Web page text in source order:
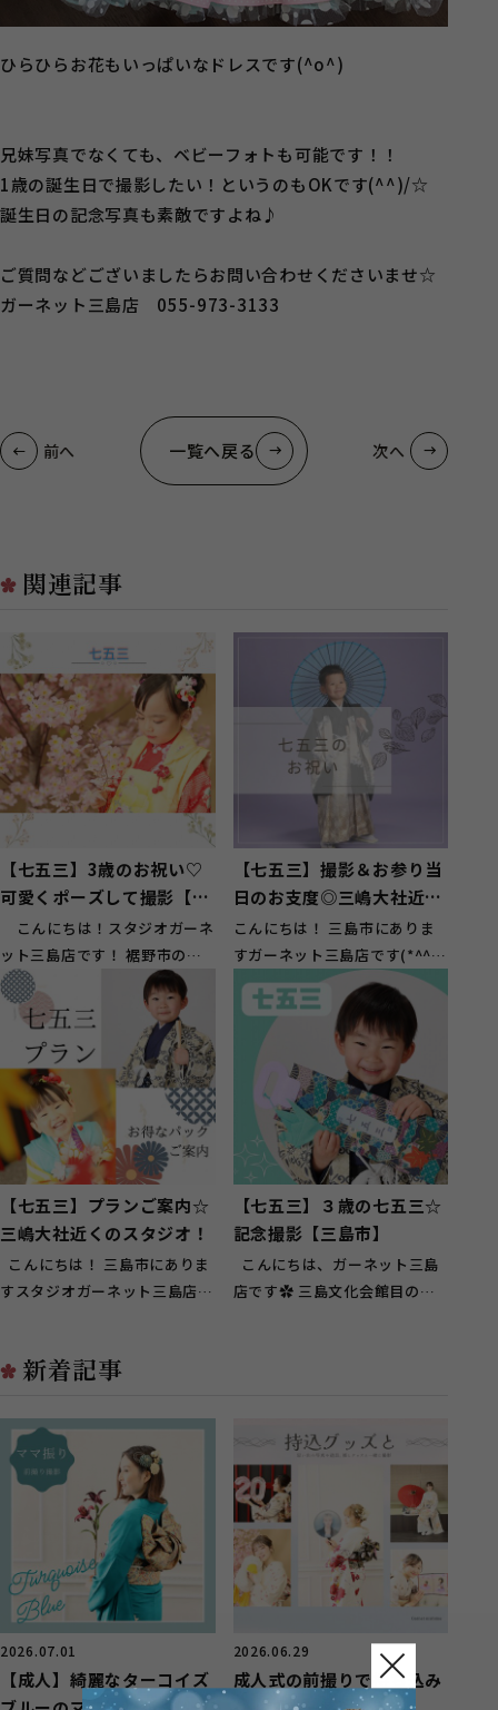
ひらひらお花もいっぱいなドレスです(^o^)
兄妹写真でなくても、ベビーフォトも可能です！！
1歳の誕生日で撮影したい！というのもOKです(^^)/☆
誕生日の記念写真も素敵ですよね♪
ご質問などございましたらお問い合わせくださいませ☆
ガーネット三島店 055-973-3133
前へ 一覧へ戻る 次へ
関連記事
【七五三】3歳のお祝い♡
可愛くポーズして撮影【裾
野市】
ット三島店です！ 裾野市のお
客様も多くご来店頂いてお...
【七五三】撮影＆お参り当
日のお支度◎三嶋大社近く
のスタジオ★
こんにちは！ 三島市にありま
すガーネット三島店です(*^^*)
三島駅から徒歩７分程！ 三嶋
大社からも...
【七五三】プランご案内☆
三嶋大社近くのスタジオ！
こんにちは！ 三島市にありま
すスタジオガーネット三島店で
【七五三】３歳の七五三☆
記念撮影【三島市】
こんにちは、ガーネット三島
店です✿ 三島文化会館目の前
新着記事
2026.07.01
【成人】綺麗なターコイズ
2026.06.29
成人式の前撮りで持ち込み